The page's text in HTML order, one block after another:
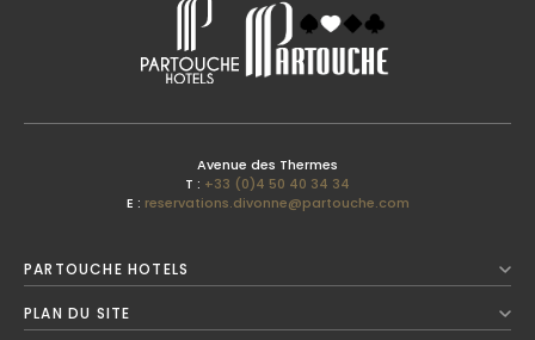
Previous Month
Avenue des Thermes
T : +33 (0)4 50 40 34 34
E : reservations.divonne@partouche.com
PARTOUCHE HOTELS
PLAN DU SITE